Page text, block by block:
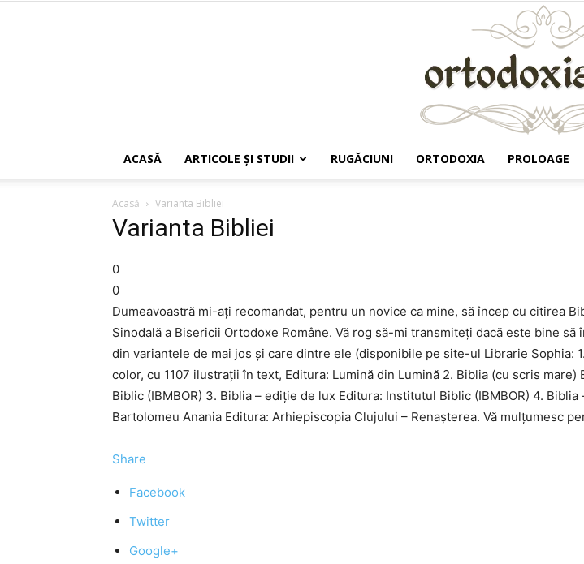
ACASĂ ARTICOLE ŞI STUDII RUGĂCIUNI ORTODOXIA PROLOAGE
Acasă Varianta Bibliei
Varianta Bibliei
0
0
Dumeavoastră mi-ați recomandat, pentru un novice ca mine, să încep cu citirea
Sinodală a Bisericii Ortodoxe Române. Vă rog să-mi transmiteți dacă este bine să
din variantele de mai jos și care dintre ele (disponibile pe site-ul Librarie Sophia:
color, cu 1107 ilustrații în text, Editura: Lumină din Lumină 2. Biblia (cu scris mare)
Biblic (IBMBOR) 3. Biblia – ediție de lux Editura: Institutul Biblic (IBMBOR) 4. Biblia
Bartolomeu Anania Editura: Arhiepiscopia Clujului – Renașterea. Vă mulțumesc
Share
Facebook
Twitter
Google+